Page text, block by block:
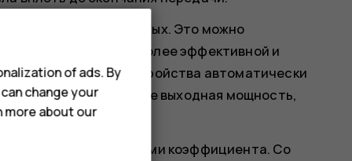
ниже указанных. Это можно
устройства более эффективной и
мобильного устройства автоматически
для звонка. Чем ниже выходная мощность,
различными значениями коэффициента. Со
of ads. By
change your
more about our